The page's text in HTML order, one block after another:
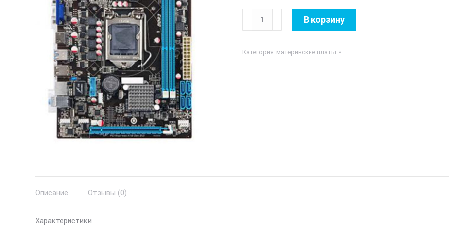
Количество
товара
Esonic
В корзину
Категория: материнские платы
Описание Отзывы (0)
Характеристики